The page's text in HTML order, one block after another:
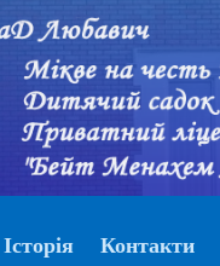
Історія Контакти